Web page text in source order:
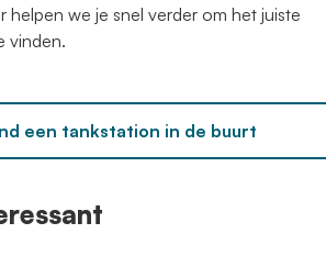
helpen we je snel verder om het juiste
vinden.
een tankstation in de buurt